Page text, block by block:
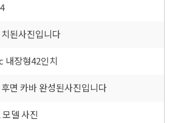
된사진입니다
내장형42인치
면 카바 완성된사진입니다
델 사진